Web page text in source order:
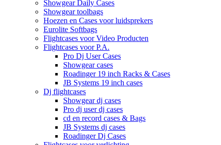
Showgear Daily Cases
Showgear toolbags
Hoezen en Cases voor luidsprekers
Eurolite Softbags
Flightcases voor Video Producten
Flightcases voor P.A.
Pro Dj User Cases
Showgear cases
Roadinger 19 inch Racks & Cases
JB Systems 19 inch cases
Dj flightcases
Showgear dj cases
Pro dj user dj cases
cd en record cases & Bags
JB Systems dj cases
Roadinger Dj Cases